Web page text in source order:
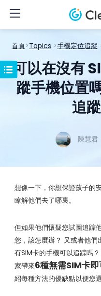
首頁>Topics >手機定位追蹤
可以在沒有
蹤手機位置
追
陳慧君
想像一下，你想保證孩子的
瞭解他們去了哪裏。
但如果他們懷疑您試圖追踪
您，該怎麼辦？ 又或者他們
有SIM卡的手機可以追踪嗎
家帶來6種無需SIM卡
紹每種方法的優缺點以便您